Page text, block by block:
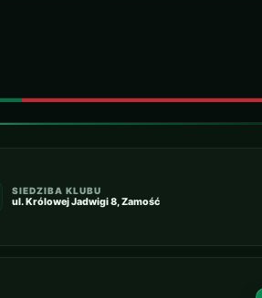
SIEDZIBA KLUBU
ul. Królowej Jadwigi 8, Zamość